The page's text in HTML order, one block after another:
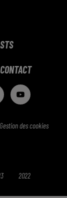
CONTACT
Gestion des cookies
2022